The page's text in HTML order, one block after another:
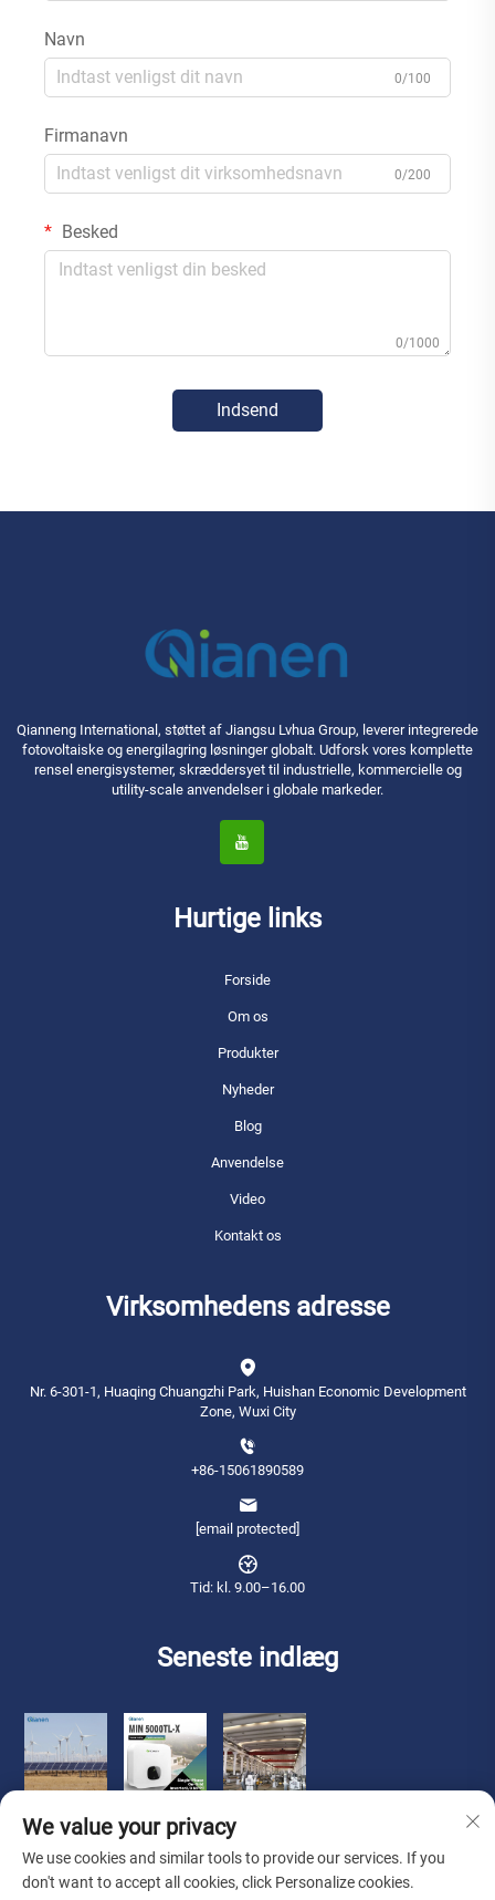
Navn
0/100
Firmanavn
0/200
Besked
0/1000
Indsend
Qianneng International, støttet af Jiangsu Lvhua Group, leverer integrerede
fotovoltaiske og energilagring løsninger globalt. Udforsk vores komplette
rensel energisystemer, skræddersyet til industrielle, kommercielle og
utility-scale anvendelser i globale markeder.
Hurtige links
Forside
Om os
Produkter
Nyheder
Blog
Anvendelse
Video
Kontakt os
Virksomhedens adresse
Nr. 6-301-1, Huaqing Chuangzhi Park, Huishan Economic Development
Zone, Wuxi City
+86-15061890589
[email protected]
Tid: kl. 9.00–16.00
Seneste indlæg
We value your privacy
We use cookies and similar tools to provide our services. If you
don't want to accept all cookies, click Personalize cookies.